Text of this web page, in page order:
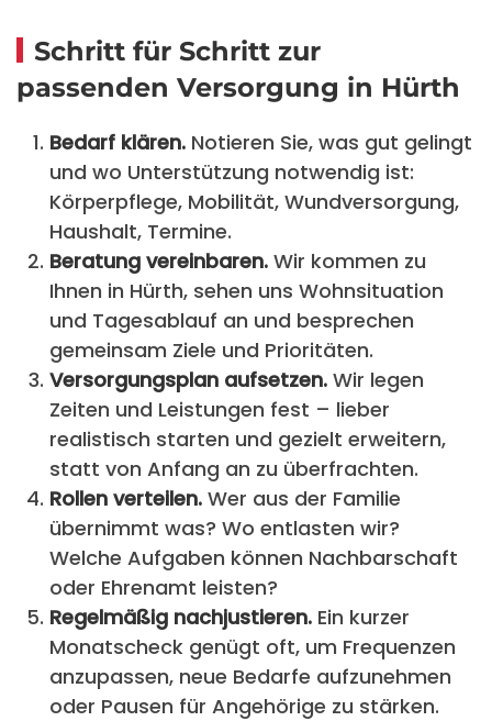
Schritt für Schritt zur
passenden Versorgung in Hürth
Bedarf klären. Notieren Sie, was gut gelingt
und wo Unterstützung notwendig ist:
Körperpflege, Mobilität, Wundversorgung,
Haushalt, Termine.
Beratung vereinbaren. Wir kommen zu
Ihnen in Hürth, sehen uns Wohnsituation
und Tagesablauf an und besprechen
gemeinsam Ziele und Prioritäten.
Versorgungsplan aufsetzen. Wir legen
Zeiten und Leistungen fest – lieber
realistisch starten und gezielt erweitern,
statt von Anfang an zu überfrachten.
Rollen verteilen. Wer aus der Familie
übernimmt was? Wo entlasten wir?
Welche Aufgaben können Nachbarschaft
oder Ehrenamt leisten?
Regelmäßig nachjustieren. Ein kurzer
Monatscheck genügt oft, um Frequenzen
anzupassen, neue Bedarfe aufzunehmen
oder Pausen für Angehörige zu stärken.